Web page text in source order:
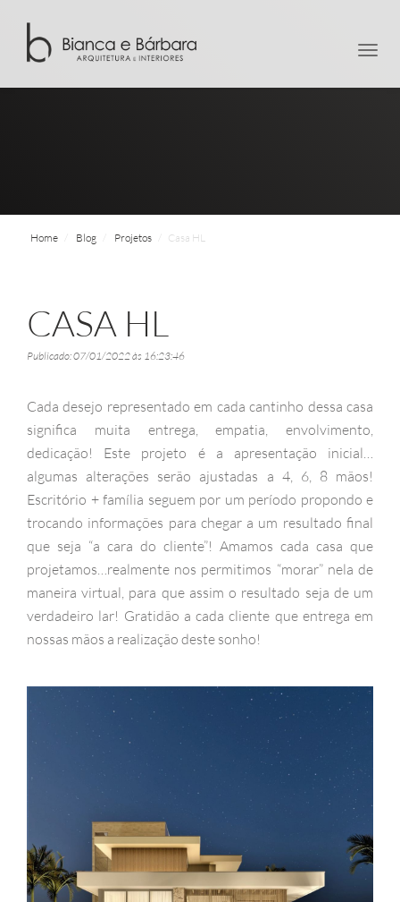
Home Blog Projetos Casa HL
CASA HL
Publicado: 07/01/2022 às 16:23:46
Cada desejo representado em cada cantinho dessa casa
significa muita entrega, empatia, envolvimento,
dedicação! Este projeto é a apresentação inicial…
algumas alterações serão ajustadas a 4, 6, 8 mãos!
Escritório + família seguem por um período propondo e
trocando informações para chegar a um resultado final
que seja “a cara do cliente”! Amamos cada casa que
projetamos…realmente nos permitimos “morar” nela de
maneira virtual, para que assim o resultado seja de um
verdadeiro lar! Gratidão a cada cliente que entrega em
nossas mãos a realização deste sonho!